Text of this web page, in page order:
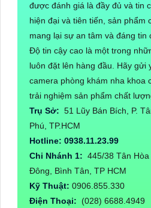
được đánh giá là đầy đủ và tin
hiện đại và tiên tiến, sản phẩm
mang lại sự an tâm và đáng tin
Độ tin cậy cao là một trong
luôn đặt lên hàng đầu. Hãy gửi
camera phòng khám nha khoa
trải nghiệm sản phẩm chất
Trụ Sở: 51 Lũy Bán Bích, P.
Phú, TP.HCM
Hotline: 0938.11.23.99
Chi Nhánh 1: 445/38 Tân
Đông, Bình Tân, TP HCM
Kỹ Thuật: 0906.855.330
Điện Thoại: (028) 6688.4949